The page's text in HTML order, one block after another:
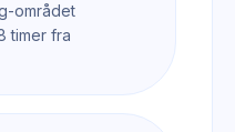
området
timer fra